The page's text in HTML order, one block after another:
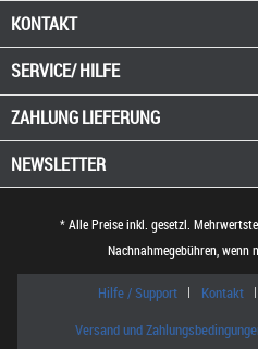
KONTAKT
SERVICE/ HILFE
ZAHLUNGLIEFERUNG
NEWSLETTER
* Alle Preise inkl. gesetzl.
Nachnahmegebühren, wenn
Hilfe / Support Kontakt
Versand und